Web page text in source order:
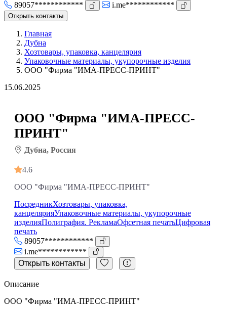
89057************
i.me************
Открыть контакты
Главная
Дубна
Хозтовары, упаковка, канцелярия
Упаковочные материалы, укупорочные изделия
ООО "Фирма "ИМА-ПРЕСС-ПРИНТ"
15.06.2025
ООО "Фирма "ИМА-ПРЕСС-
ПРИНТ"
Дубна, Россия
4.6
ООО "Фирма "ИМА-ПРЕСС-ПРИНТ"
ПосредникХозтовары, упаковка,
канцелярияУпаковочные материалы, укупорочные
изделияПолиграфия. РекламаОфсетная печатьЦифровая
печать
89057************
i.me************
Открыть контакты
Описание
ООО "Фирма "ИМА-ПРЕСС-ПРИНТ"